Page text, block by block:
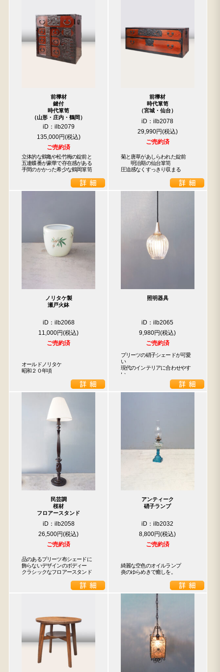
前﨔材
鍵付
時代箪笥
（山形・庄内・鶴岡）
iD：ilb2079
135,000円
ご売約済
立体的な鶴亀や松竹梅の錠前と
五連蝶番が豪華で存在感がある
手間のかかった希少な鶴岡箪笥
前﨔材
時代箪笥
（宮城・仙台）
iD：ilb2078
29,990円
ご売約済
菊と唐草があしらわれた錠前
明治期の仙台箪笥
圧迫感なくすっきり収まる
ノリタケ製
瀬戸火鉢
iD：ilb2068
11,000円
ご売約済
オールドノリタケ
昭和２０年頃
照明器具
iD：ilb2065
9,980円
ご売約済
プリーツの硝子シェードが可愛
い
現代のインテリアに合わせやす
い
民芸調
桜材
フロアースタンド
iD：ilb2058
26,500円
ご売約済
品のあるプリーツ布シェードに
飾らないデザインのボディー
クラシックなフロアースタンド
アンティーク
硝子ランプ
iD：ilb2032
8,800円
ご売約済
綺麗な空色のオイルランプ
炎のゆらめきで癒しを。
人気の検索キーワード